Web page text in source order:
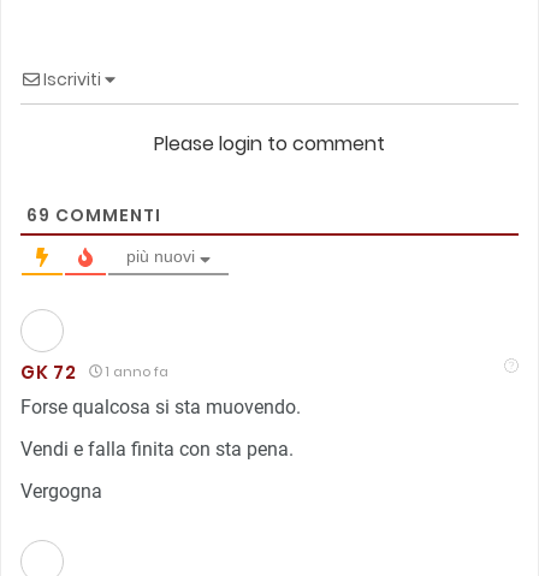
Iscriviti
Please login to comment
69 COMMENTI
più nuovi
GK 72 1 anno fa
Forse qualcosa si sta muovendo.
Vendi e falla finita con sta pena.
Vergogna